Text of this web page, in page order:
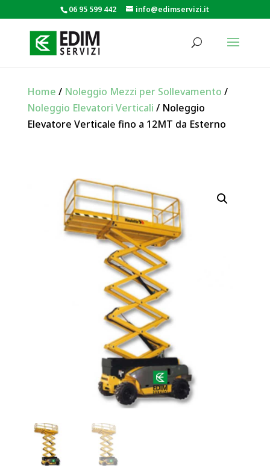
06 95 599 442 info@edimservizi.it
Home / Noleggio Mezzi per Sollevamento /
Noleggio Elevatori Verticali / Noleggio
Elevatore Verticale fino a 12MT da Esterno